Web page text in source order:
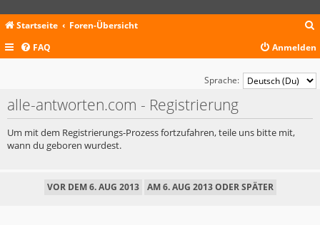
Startseite Foren-Übersicht
c
FAQ Anmelden
Sprache:
alle-antworten.com - Registrierung
Um mit dem Registrierungs-Prozess fortzufahren, teile uns bitte mit,
wann du geboren wurdest.